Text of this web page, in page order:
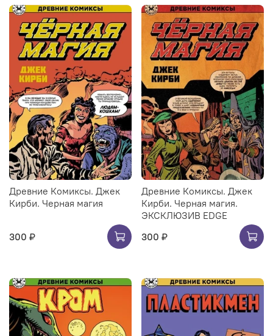
Древние Комиксы. Джек
Кирби. Черная магия
300 ₽
Древние Комиксы. Джек
Кирби. Черная магия.
ЭКСКЛЮЗИВ EDGE
300 ₽